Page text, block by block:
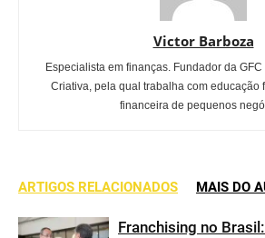
Victor Barboza
Especialista em finanças. Fundador da
Criativa, pela qual trabalha com educação
financeira de pequenos
ARTIGOS RELACIONADOS MAIS DO
Franchising no